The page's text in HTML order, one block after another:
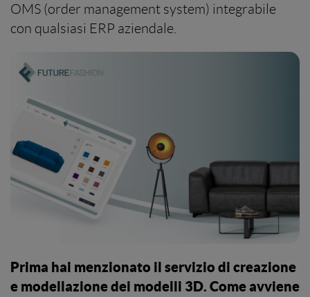
OMS (order management system) integrabile
con qualsiasi ERP aziendale.
Prima hai menzionato il servizio di creazione
e modellazione dei modelli 3D. Come avviene